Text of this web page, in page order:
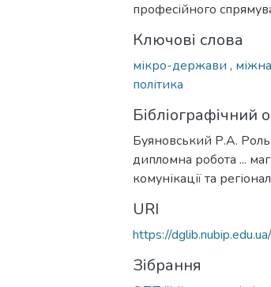
професійного
Ключові слова
мікро-держави ,
політика
Бібліографічний
Буяновський Р.А.
дипломна робота ...
комунікації та
URI
https://
Зібрання